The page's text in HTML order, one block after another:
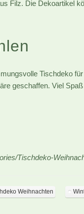
Filz. Die Dekoartikel
Tischdeko
geschaffen. Viel
Tischdeko-
Weihnachten